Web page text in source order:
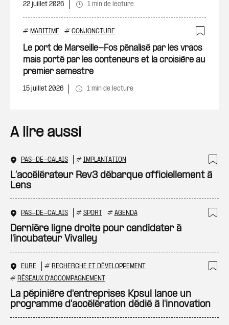
22 juillet 2026 1 min de lecture
# MARITIME # CONJONCTURE
Le port de Marseille-Fos pénalisé par les vracs
mais porté par les conteneurs et la croisière au
premier semestre
15 juillet 2026 1 min de lecture
A lire aussi
PAS-DE-CALAIS # IMPLANTATION
L’accélérateur Rev3 débarque officiellement à
Lens
PAS-DE-CALAIS # SPORT # AGENDA
Dernière ligne droite pour candidater à
l'incubateur Vivalley
EURE # RECHERCHE ET DÉVELOPPEMENT
# RÉSEAUX D'ACCOMPAGNEMENT
La pépinière d'entreprises Kpsul lance un
programme d'accélération dédié à l'innovation